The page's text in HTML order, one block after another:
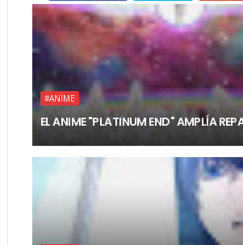
#ANIME
EL ANIME "PLATINUM END" AMPLÍA